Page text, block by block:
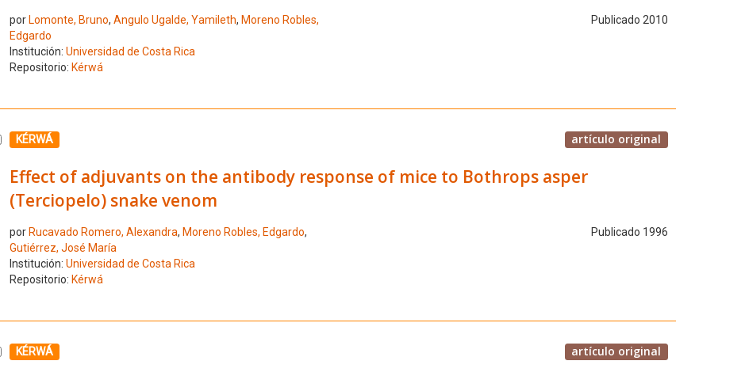
por Lomonte, Bruno, Angulo Ugalde, Yamileth, Moreno Robles,
Edgardo
Publicado 2010
Institución: Universidad de Costa Rica
Repositorio: Kérwá
Seleccione el número de resultado 9
KÉRWÁ artículo original
Effect of adjuvants on the antibody response of mice to Bothrops asper
(Terciopelo) snake venom
por Rucavado Romero, Alexandra, Moreno Robles, Edgardo,
Gutiérrez, José María
Publicado 1996
Institución: Universidad de Costa Rica
Repositorio: Kérwá
Seleccione el número de resultado 10
KÉRWÁ artículo original